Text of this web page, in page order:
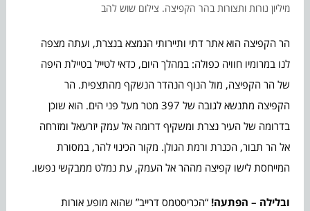
מיליון נורות ותצורות בהר הקפיצה. צילום שוש להב
הר הקפיצה הוא אתר דתי ותיירותי הנמצא בנצרת, ועתה מצפה
לנו במרומיו חוויה כפולה: במהלך היום, כדאי לטייל בטיילת היפה
של הר הקפיצה, מול הנוף הנהדר הנשקף מהתצפית. הר
הקפיצה מתנשא לגובה של 397 מטר מעל פני הים. הוא שוכן
בדרומה של העיר נצרת ומשקיף דרומה אל עמק יזרעאל ומזרחה
אל הר תבור, הכנרת ורמת הגולן. מקור הכינוי להר, במסורת
המייחסת לישו קפיצה מההר אל העמק, עת נמלט ממבקשי נפשו.
ובלילה – הפתעה! “הכריסטמס דרייב” שהוא מופע אורות